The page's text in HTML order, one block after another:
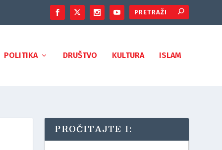
POLITIKA DRUŠTVO KULTURA ISLAM
PROČITAJTE I: